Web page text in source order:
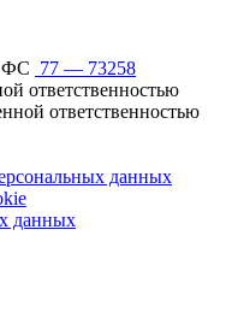
ФС 77 — 73258
ответственностью
ответственностью
данных
данных